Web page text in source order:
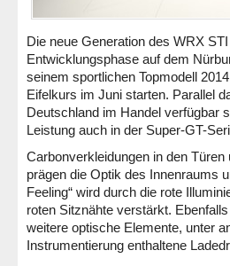
Die neue Generation des WRX
Entwicklungsphase auf dem
seinem sportlichen Topmodell
Eifelkurs im Juni starten. Parallel
Deutschland im Handel verfügbar
Leistung auch in der Super-GT-
Carbonverkleidungen in den
prägen die Optik des Innenraums
Feeling“ wird durch die rote
roten Sitznähte verstärkt.
weitere optische Elemente, unter
Instrumentierung enthaltene